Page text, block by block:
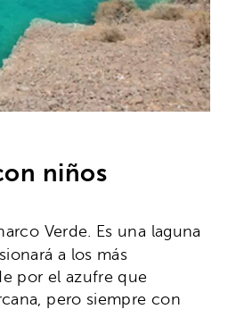
niños
Verde. Es una laguna
a los más
por el azufre que
pero siempre con